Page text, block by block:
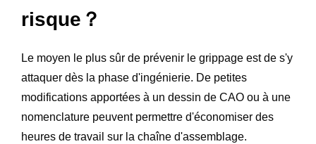
risque？
Le moyen le plus sûr de prévenir le grippage est de s'y
attaquer dès la phase d'ingénierie. De petites
modifications apportées à un dessin de CAO ou à une
nomenclature peuvent permettre d'économiser des
heures de travail sur la chaîne d'assemblage.